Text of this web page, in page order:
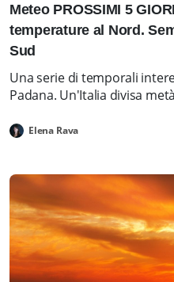
Meteo PROSSIMI 5
temperature al Nord.
Sud
Una serie di temporali
Padana. Un'Italia divisa
Elena Rava